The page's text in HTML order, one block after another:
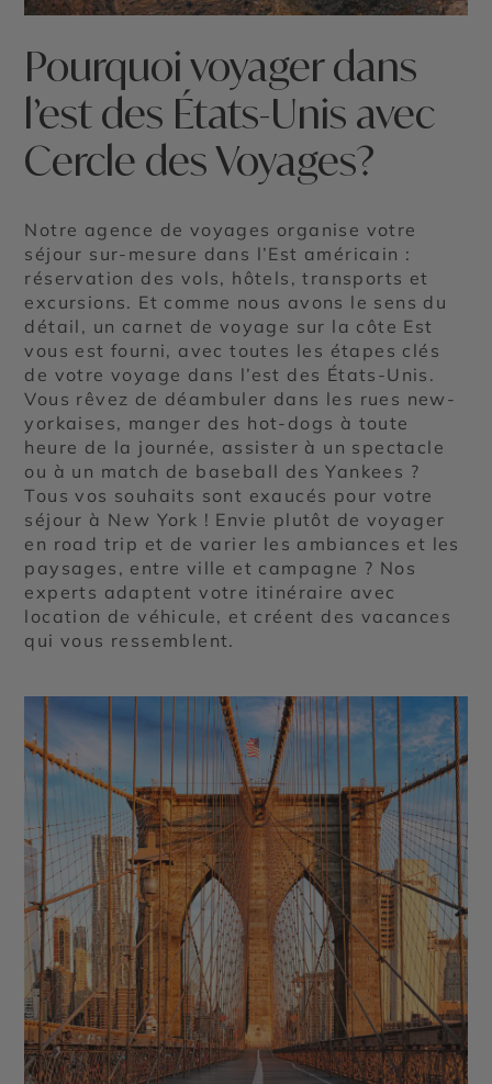
Pourquoi voyager dans
l’est des États-Unis avec
Cercle des Voyages?
Notre agence de voyages organise votre
séjour sur-mesure dans l’Est américain :
réservation des vols, hôtels, transports et
excursions. Et comme nous avons le sens du
détail, un carnet de voyage sur la côte Est
vous est fourni, avec toutes les étapes clés
de votre voyage dans l’est des États-Unis.
Vous rêvez de déambuler dans les rues new-
yorkaises, manger des hot-dogs à toute
heure de la journée, assister à un spectacle
ou à un match de baseball des Yankees ?
Tous vos souhaits sont exaucés pour votre
séjour à New York ! Envie plutôt de voyager
en road trip et de varier les ambiances et les
paysages, entre ville et campagne ? Nos
experts adaptent votre itinéraire avec
location de véhicule, et créent des vacances
qui vous ressemblent.